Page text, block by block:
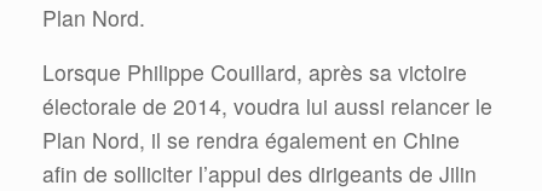
Plan Nord.
Lorsque Philippe Couillard, après sa victoire
électorale de 2014, voudra lui aussi relancer le
Plan Nord, il se rendra également en Chine
afin de solliciter l’appui des dirigeants de Jilin